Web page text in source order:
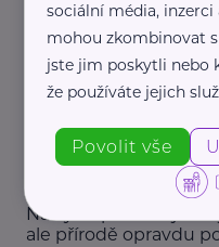
Na výlet přibalte
ale přírodě opravdu
sociální média,
mohou zkombinovat
jste jim poskytli nebo
že používáte jejich
Povolit vše